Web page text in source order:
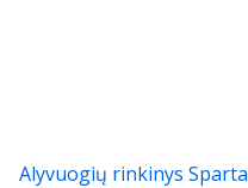
Alyvuogių rinkinys Sparta